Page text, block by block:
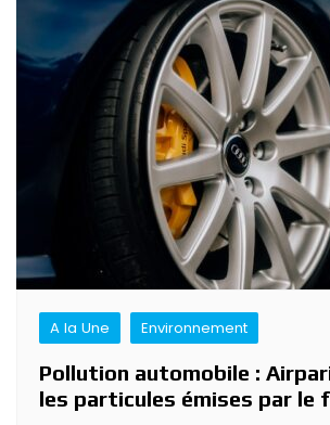
A la Une Environnement
Pollution automobile :
les particules émises par le